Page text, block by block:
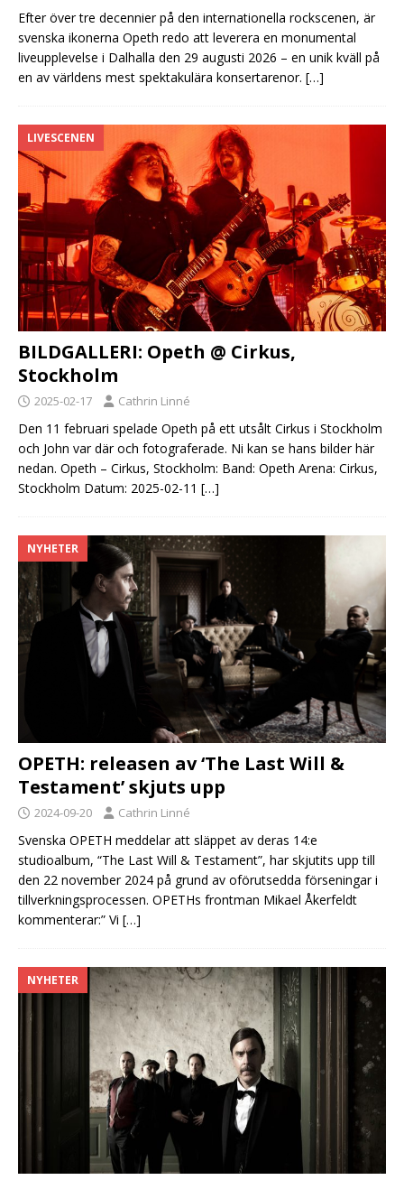
Efter över tre decennier på den internationella rockscenen, är
svenska ikonerna Opeth redo att leverera en monumental
liveupplevelse i Dalhalla den 29 augusti 2026 – en unik kväll på
en av världens mest spektakulära konsertarenor. […]
LIVESCENEN
BILDGALLERI: Opeth @ Cirkus,
Stockholm
2025-02-17 Cathrin Linné
Den 11 februari spelade Opeth på ett utsålt Cirkus i Stockholm
och John var där och fotograferade. Ni kan se hans bilder här
nedan. Opeth – Cirkus, Stockholm: Band: Opeth Arena: Cirkus,
Stockholm Datum: 2025-02-11 […]
NYHETER
OPETH: releasen av ‘The Last Will &
Testament’ skjuts upp
2024-09-20 Cathrin Linné
Svenska OPETH meddelar att släppet av deras 14:e
studioalbum, “The Last Will & Testament”, har skjutits upp till
den 22 november 2024 på grund av oförutsedda förseningar i
tillverkningsprocessen. OPETHs frontman Mikael Åkerfeldt
kommenterar:” Vi […]
NYHETER